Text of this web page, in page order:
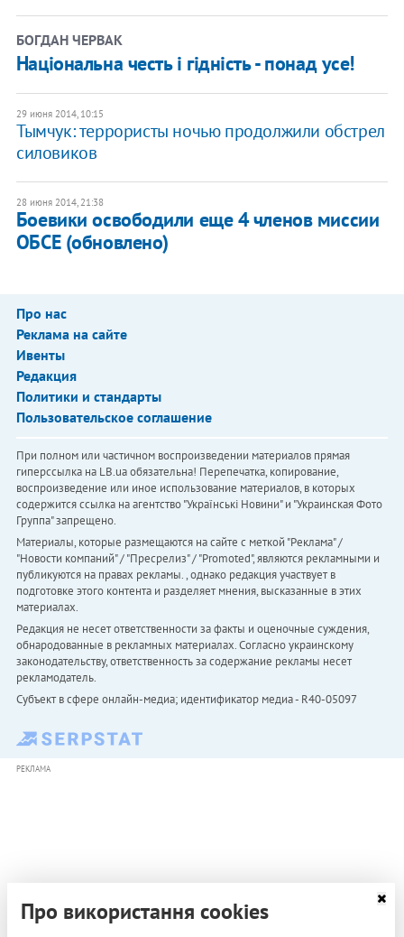
БОГДАН ЧЕРВАК
Національна честь і гідність - понад усе!
29 июня 2014, 10:15
Тымчук: террористы ночью продолжили обстрел
силовиков
28 июня 2014, 21:38
Боевики освободили еще 4 членов миссии
ОБСЕ (обновлено)
Про нас
Реклама на сайте
Ивенты
Редакция
Политики и стандарты
Пользовательское соглашение
При полном или частичном воспроизведении материалов прямая
гиперссылка на LB.ua обязательна! Перепечатка, копирование,
воспроизведение или иное использование материалов, в которых
содержится ссылка на агентство "Українськi Новини" и "Украинская Фото
Группа" запрещено.
Материалы, которые размещаются на сайте с меткой "Реклама" /
"Новости компаний" / "Пресрелиз" / "Promoted", являются рекламными и
публикуются на правах рекламы. , однако редакция участвует в
подготовке этого контента и разделяет мнения, высказанные в этих
материалах.
Редакция не несет ответственности за факты и оценочные суждения,
обнародованные в рекламных материалах. Согласно украинскому
законодательству, ответственность за содержание рекламы несет
рекламодатель.
Субъект в сфере онлайн-медиа; идентификатор медиа - R40-05097
РЕКЛАМА
Про використання cookies